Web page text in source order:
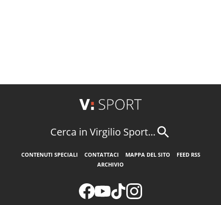
Cerca in Virgilio Sport...
CONTENUTI SPECIALI CONTATTACI MAPPA DEL SITO
FEED RSS
ARCHIVIO